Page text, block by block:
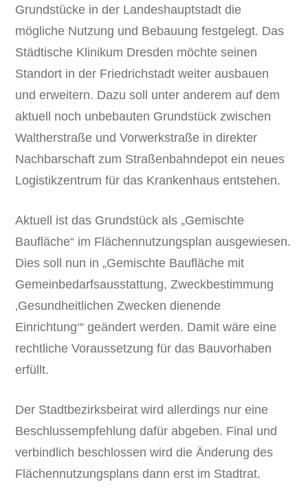
Grundstücke in der Landeshauptstadt die
mögliche Nutzung und Bebauung festgelegt. Das
Städtische Klinikum Dresden möchte seinen
Standort in der Friedrichstadt weiter ausbauen
und erweitern. Dazu soll unter anderem auf dem
aktuell noch unbebauten Grundstück zwischen
Waltherstraße und Vorwerkstraße in direkter
Nachbarschaft zum Straßenbahndepot ein neues
Logistikzentrum für das Krankenhaus entstehen.
Aktuell ist das Grundstück als „Gemischte
Baufläche“ im Flächennutzungsplan ausgewiesen.
Dies soll nun in „Gemischte Baufläche mit
Gemeinbedarfsausstattung, Zweckbestimmung
‚Gesundheitlichen Zwecken dienende
Einrichtung‘“ geändert werden. Damit wäre eine
rechtliche Voraussetzung für das Bauvorhaben
erfüllt.
Der Stadtbezirksbeirat wird allerdings nur eine
Beschlussempfehlung dafür abgeben. Final und
verbindlich beschlossen wird die Änderung des
Flächennutzungsplans dann erst im Stadtrat.